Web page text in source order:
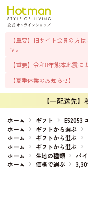
【重要】旧サイト会員の方
す。
【重要】令和8年熊本地震に
【夏季休業のお知らせ】
【一配送先】
ホーム ギフト
E52053
ホーム
ギフトから選ぶ
ホーム
ギフトから選ぶ
ホーム
ギフトから選ぶ
ホーム
生地の種類 パ
ホーム
価格で選ぶ